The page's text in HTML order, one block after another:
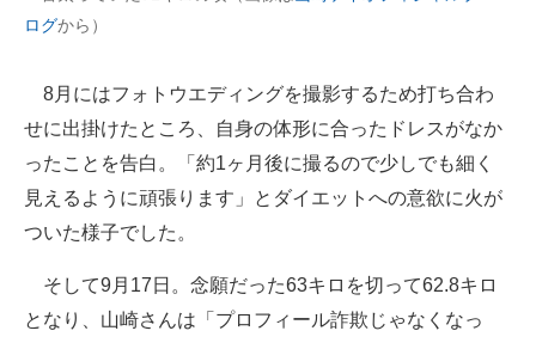
ログから）
8月にはフォトウエディングを撮影するため打ち合わ
せに出掛けたところ、自身の体形に合ったドレスがなか
ったことを告白。「約1ヶ月後に撮るので少しでも細く
見えるように頑張ります」とダイエットへの意欲に火が
ついた様子でした。
そして9月17日。念願だった63キロを切って62.8キロ
となり、山崎さんは「プロフィール詐欺じゃなくなっ